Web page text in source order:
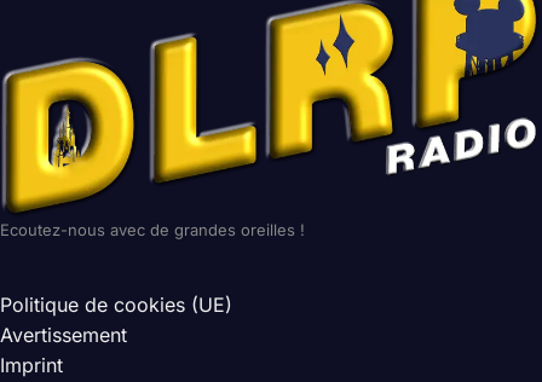
Ecoutez-nous avec de grandes oreilles !
Politique de cookies (UE)
Avertissement
Imprint